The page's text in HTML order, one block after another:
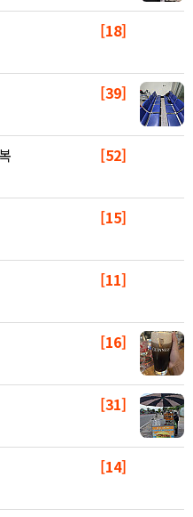
[18]
[39]
[52]
[15]
[11]
[16]
[31]
[14]